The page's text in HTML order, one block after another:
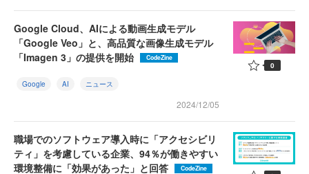
Google Cloud、AIによる動画生成モデル
「Google Veo」と、高品質な画像生成モデル
「Imagen 3」の提供を開始
CodeZine
Google AI ニュース
2024/12/05
0
職場でのソフトウェア導入時に「アクセシビリ
ティ」を考慮している企業、94％が働きやすい
環境整備に「効果があった」と回答
CodeZine